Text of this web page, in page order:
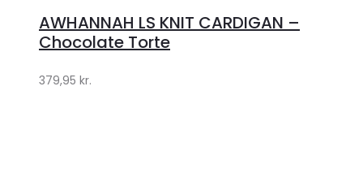
Klædeskabet.dk
AWHANNAH LS KNIT CARDIGAN –
Chocolate Torte
379,95 kr.